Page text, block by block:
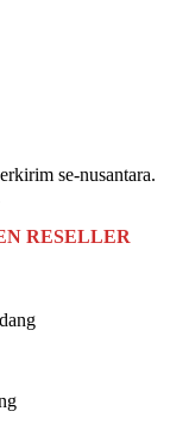
se-nusantara.
RESELLER